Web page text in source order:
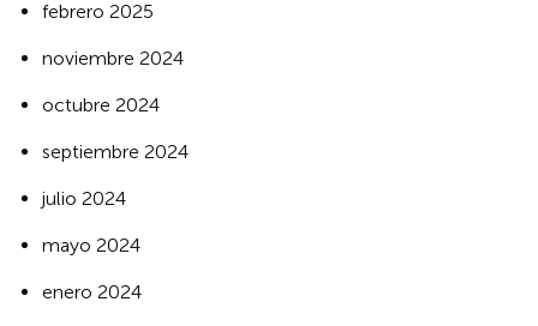
febrero 2025
noviembre 2024
octubre 2024
septiembre 2024
julio 2024
mayo 2024
enero 2024